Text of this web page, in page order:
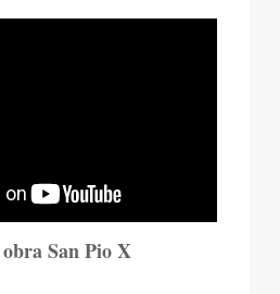
San Pio X